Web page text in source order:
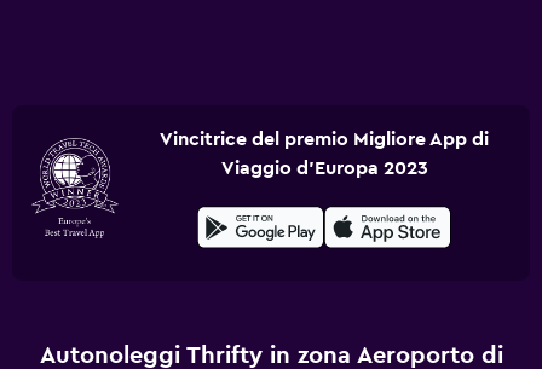
Vincitrice del premio Migliore App di
Viaggio d'Europa 2023
Autonoleggi Thrifty in zona Aeroporto di